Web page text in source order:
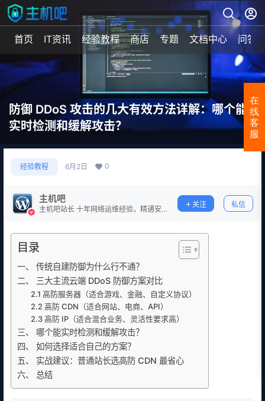
首页 IT资讯 经验教程 商店 专题 文档中心 问答
防御 DDoS 攻击的几大有效方法详解：哪个能
实时检测和缓解攻击？
经验教程 6月2日 0
主机吧
主机吧站长 十年网络运维经验，精通安
关注 私信
目录
一、 传统自建防御为什么行不通？
二、 三大主流云端 DDoS 防御方案对比
2.1 高防服务器（适合游戏、金融、自定义协议）
2.2 高防 CDN（适合网站、电商、API）
2.3 高防 IP（适合混合业务、灵活性要求高）
三、 哪个能实时检测和缓解攻击？
四、 如何选择适合自己的方案？
五、 实战建议：普通站长选高防 CDN 最省心
六、 总结
在
线
客
服